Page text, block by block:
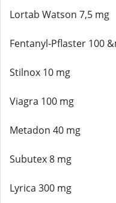
Lortab Watson 7,5 mg
Fentanyl-Pflaster 100
Stilnox 10 mg
Viagra 100 mg
Metadon 40 mg
Subutex 8 mg
Lyrica 300 mg